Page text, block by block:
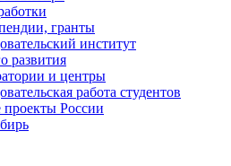
гранты
институт
развития
и центры
работа студентов
России